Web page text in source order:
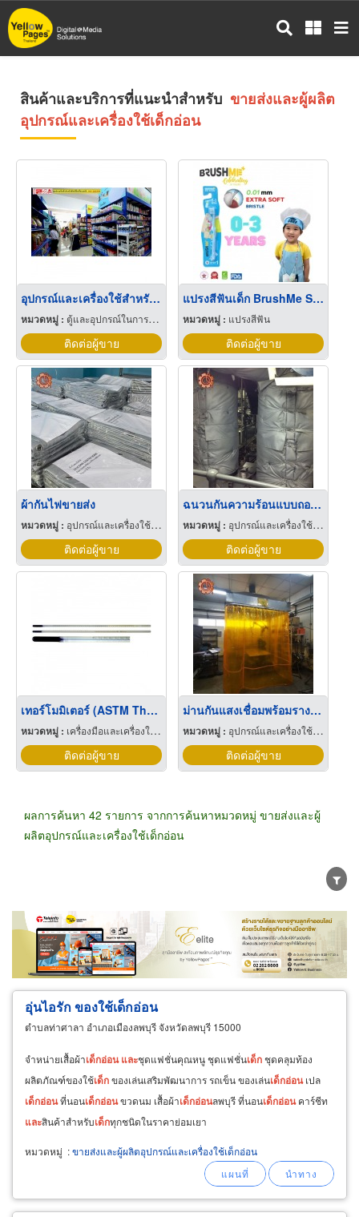
ข้าม
ไป
สินค้าและบริการที่แนะนำสำหรับ ขายส่งและผู้ผลิต
อุปกรณ์และเครื่องใช้เด็กอ่อน
อุปกรณ์และเครื่องใช้สำหรับสัตว์เลี้ยง
หมวดหมู่ : ตู้และอุปกรณ์ในการเลี้ยงปลา
ติดต่อผู้ขาย
แปรงสีฟันเด็ก BrushMe Step1 สำหรับวัย 0-3ปี
หมวดหมู่ : แปรงสีฟัน
ติดต่อผู้ขาย
ผ้ากันไฟขายส่ง
หมวดหมู่ : อุปกรณ์และเครื่องใช้อุตสาหกรรม
ติดต่อผู้ขาย
ฉนวนกันความร้อนแบบถอดได้ใช้ซ้ำได้
หมวดหมู่ : อุปกรณ์และเครื่องใช้อุตสาหกรรม
ติดต่อผู้ขาย
เทอร์โมมิเตอร์ (ASTM Thermometer) ระยอง
หมวดหมู่ : เครื่องมือและเครื่องใช้ทางวิทยาศาสตร์
ติดต่อผู้ขาย
ม่านกันแสงเชื่อมพร้อมรางม่าน
หมวดหมู่ : อุปกรณ์และเครื่องใช้อุตสาหกรรม
ติดต่อผู้ขาย
ผลการค้นหา 42 รายการ จากการค้นหาหมวดหมู่ ขายส่งและผู้
ผลิตอุปกรณ์และเครื่องใช้เด็กอ่อน
ขายส่ง ขายปลีก ผู้ผลิต
ตัวแทนจัดจำหน่าย
ผู้ส่งออก/นำเข้า
ธุรกิจบริการ
อุ่นไอรัก ของใช้เด็กอ่อน
ตำบลท่าศาลา อำเภอเมืองลพบุรี จังหวัดลพบุรี 15000
จำหน่ายเสื้อผ้าเด็กอ่อน และชุดแฟชั่นคุณหนู ชุดแฟชั่นเด็กชุดคลุมท้อง
ผลิตภัณฑ์ของใช้เด็กของเล่นเสริมพัฒนาการ รถเข็น ของเล่นเด็กอ่อนเปล
เด็กอ่อนที่นอนเด็กอ่อนขวดนม เสื้อผ้าเด็กอ่อนลพบุรี ที่นอนเด็กอ่อนคาร์ชีท
และสินค้าสำหรับเด็กทุกชนิดในราคาย่อมเยา
หมวดหมู่ :ขายส่งและผู้ผลิตอุปกรณ์และเครื่องใช้เด็กอ่อน